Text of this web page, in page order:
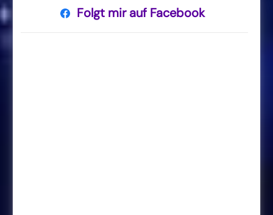
Folgt mir auf Facebook